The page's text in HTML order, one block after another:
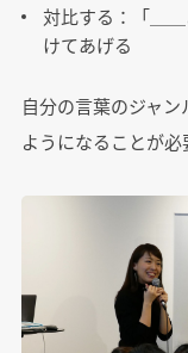
対比する：「＿
けてあげる
自分の言葉のジャ
ようになることが必